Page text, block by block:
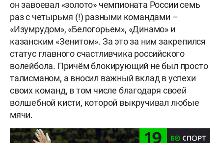
он завоевал «золото» чемпионата России семь
раз с четырьмя (!) разными командами –
«Изумрудом», «Белогорьем», «Динамо» и
казанским «Зенитом». За это за ним закрепился
статус главного счастливчика российского
волейбола. Причём блокирующий не был просто
талисманом, а вносил важный вклад в успехи
своих команд, в том числе благодаря своей
волшебной кисти, которой выкручивал любые
мячи.